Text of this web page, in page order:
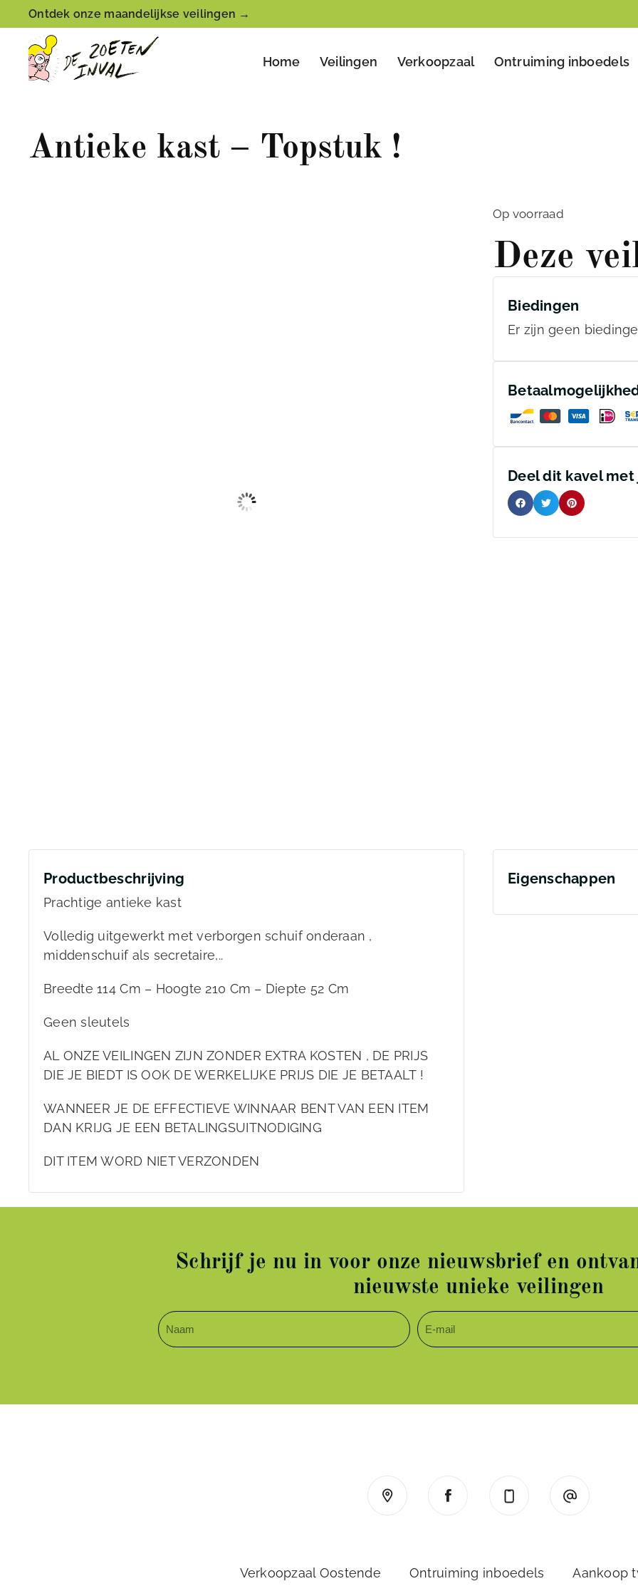
Ontdek onze maandelijkse veilingen →
Home Veilingen Verkoopzaal Ontruiming inboedels
Antieke kast – Topstuk !
Op voorraad
Deze
Biedingen
Er zijn geen
Deel dit kavel
Productbeschrijving
Prachtige antieke kast
Volledig uitgewerkt met verborgen schuif onderaan ,
middenschuif als secretaire,..
Breedte 114 Cm – Hoogte 210 Cm – Diepte 52 Cm
Geen sleutels
AL ONZE VEILINGEN ZIJN ZONDER EXTRA KOSTEN , DE PRIJS
DIE JE BIEDT IS OOK DE WERKELIJKE PRIJS DIE JE BETAALT !
WANNEER JE DE EFFECTIEVE WINNAAR BENT VAN EEN ITEM
DAN KRIJG JE EEN BETALINGSUITNODIGING
DIT ITEM WORD NIET VERZONDEN
Eigenschappen
Schrijf je nu in voor onze nieuwsbrief en
nieuwste unieke veilingen
Verkoopzaal Oostende Ontruiming inboedels Aankoop